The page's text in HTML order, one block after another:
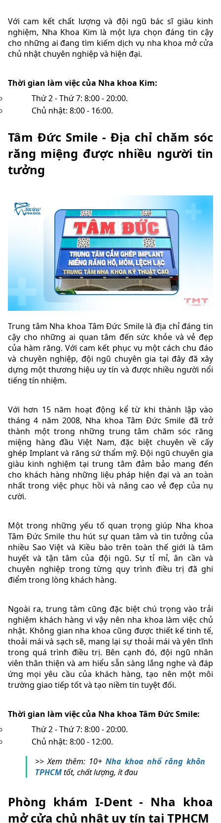
Với cam kết chất lượng và đội ngũ bác sĩ giàu kinh
nghiệm, Nha Khoa Kim là một lựa chọn đáng tin cậy
cho những ai đang tìm kiếm dịch vụ nha khoa mở cửa
chủ nhật chuyên nghiệp và hiện đại.
Thời gian làm việc của Nha khoa Kim:
Thứ 2 - Thứ 7: 8:00 - 20:00.
Chủ nhật: 8:00 - 16:00.
Tâm Đức Smile - Địa chỉ chăm sóc
răng miệng được nhiều người tin
tưởng
Trung tâm Nha khoa Tâm Đức Smile là địa chỉ đáng tin
cậy cho những ai quan tâm đến sức khỏe và vẻ đẹp
của hàm răng. Với cam kết phục vụ một cách chu đáo
và chuyên nghiệp, đội ngũ chuyên gia tại đây đã xây
dựng một thương hiệu uy tín và được nhiều người nổi
tiếng tín nhiệm.
Với hơn 15 năm hoạt động kể từ khi thành lập vào
tháng 4 năm 2008, Nha khoa Tâm Đức Smile đã trở
thành một trong những trung tâm chăm sóc răng
miệng hàng đầu Việt Nam, đặc biệt chuyên về cấy
ghép Implant và răng sứ thẩm mỹ. Đội ngũ chuyên gia
giàu kinh nghiệm tại trung tâm đảm bảo mang đến
cho khách hàng những liệu pháp hiện đại và an toàn
nhất trong việc phục hồi và nâng cao vẻ đẹp của nụ
cười.
Một trong những yếu tố quan trọng giúp Nha khoa
Tâm Đức Smile thu hút sự quan tâm và tin tưởng của
nhiều Sao Việt và Kiều bào trên toàn thế giới là tâm
huyết và tận tâm của đội ngũ. Sự tỉ mỉ, ân cần và
chuyên nghiệp trong từng quy trình điều trị đã ghi
điểm trong lòng khách hàng.
Ngoài ra, trung tâm cũng đặc biệt chú trọng vào trải
nghiệm khách hàng vì vậy nên nha khoa làm việc chủ
nhật. Không gian nha khoa cũng được thiết kế tinh tế,
thoải mái và sạch sẽ, mang lại sự thoải mái và yên tĩnh
trong quá trình điều trị. Bên cạnh đó, đội ngũ nhân
viên thân thiện và am hiểu sẵn sàng lắng nghe và đáp
ứng mọi yêu cầu của khách hàng, tạo nên một môi
trường giao tiếp tốt và tạo niềm tin tuyệt đối.
Thời gian làm việc của Nha khoa Tâm Đức Smile:
Thứ 2 - Thứ 7: 8:00 - 20:00.
Chủ nhật: 8:00 - 12:00.
>> Xem thêm: 10+ Nha khoa nhổ răng khôn
TPHCMtốt, chất lượng, ít đau
Phòng khám I-Dent - Nha khoa
mở cửa chủ nhật uy tín tại TPHCM